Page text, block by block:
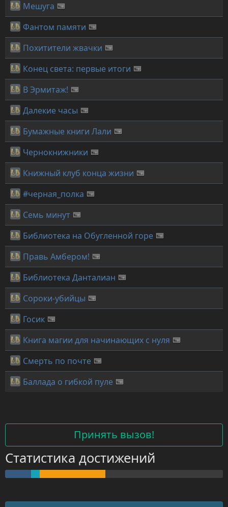
Мешуга
Фантом памяти
Похитители жвачки
Конец света: первые итоги
В Эрмитаж!
Далекие часы
Бумажные книги Лали
Чернокнижники
Книжный клуб конца жизни
#черная_полка
Семь минут
Библиотека на Обугленной горе
Правь Амбером!
Библиотека Данталиан
Сороки-убийцы
Госик
Книга магии для начинающих с нуля
Смерть по почте
Баллада о гибкой пуле
Принять вызов!
Статистика достижений